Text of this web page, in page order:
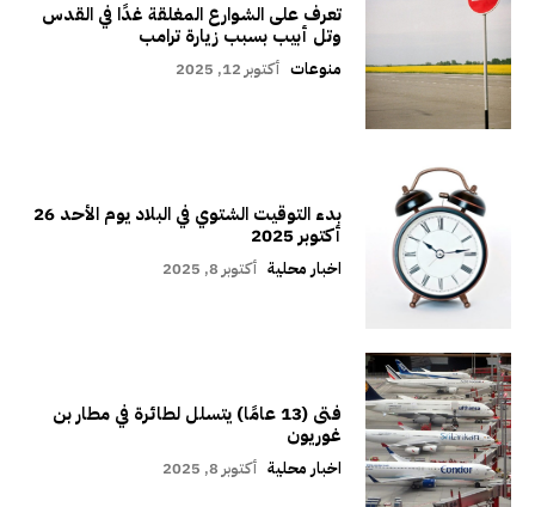
تعرف على الشوارع المغلقة غدًا في القدس
وتل أبيب بسبب زيارة ترامب
منوعات أكتوبر 12, 2025
بدء التوقيت الشتوي في البلاد يوم الأحد 26
أكتوبر 2025
اخبار محلية أكتوبر 8, 2025
فتى (13 عامًا) يتسلل لطائرة في مطار بن
غوريون
اخبار محلية أكتوبر 8, 2025